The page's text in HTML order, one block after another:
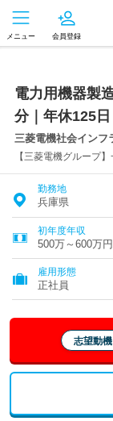
メニュー 会員登録
電力用機器製
分｜年休125日
三菱電機社会インフ
【三菱電機グループ
勤務地
兵庫県
初年度年収
500万～600万円
雇用形態
正社員
志望動